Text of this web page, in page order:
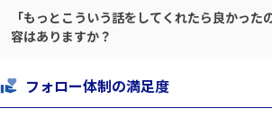
「もっとこういう話をしてくれたら良かった
容はありますか？
フォロー体制の満足度